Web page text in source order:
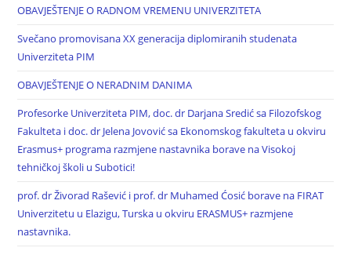
OBAVJEŠTENJE O RADNOM VREMENU UNIVERZITETA
Svečano promovisana XX generacija diplomiranih studenata
Univerziteta PIM
OBAVJEŠTENJE O NERADNIM DANIMA
Profesorke Univerziteta PIM, doc. dr Darjana Sredić sa Filozofskog
Fakulteta i doc. dr Jelena Jovović sa Ekonomskog fakulteta u okviru
Erasmus+ programa razmjene nastavnika borave na Visokoj
tehničkoj školi u Subotici!
prof. dr Živorad Rašević i prof. dr Muhamed Ćosić borave na FIRAT
Univerzitetu u Elazigu, Turska u okviru ERASMUS+ razmjene
nastavnika.